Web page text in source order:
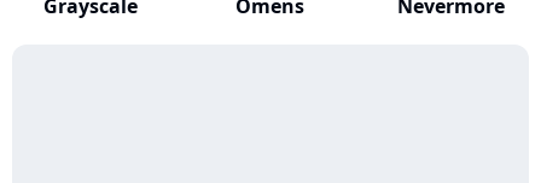
Grayscale Omens Nevermore